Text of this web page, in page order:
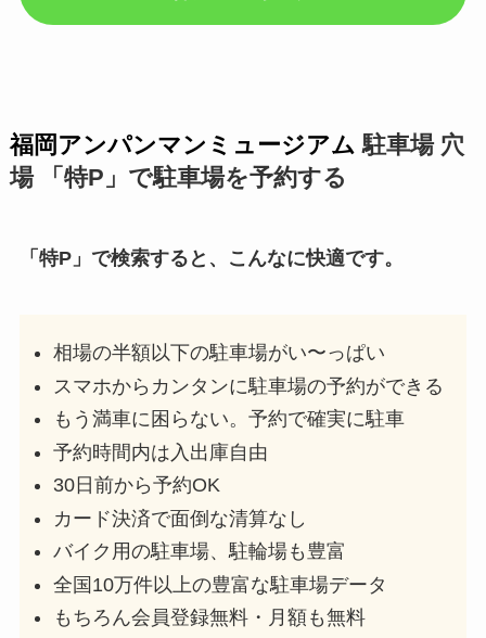
福岡アンパンマンミュージアム 駐車場 穴
場 「特P」で駐車場を予約する
「特P」で検索すると、こんなに快適です。
相場の半額以下の駐車場がい〜っぱい
スマホからカンタンに駐車場の予約ができる
もう満車に困らない。予約で確実に駐車
予約時間内は入出庫自由
30日前から予約OK
カード決済で面倒な清算なし
バイク用の駐車場、駐輪場も豊富
全国10万件以上の豊富な駐車場データ
もちろん会員登録無料・月額も無料